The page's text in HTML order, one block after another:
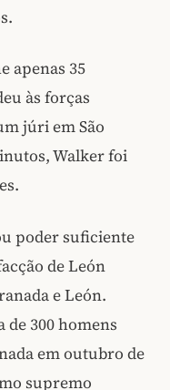
apenas 35
às forças
júri em São
Walker foi
poder suficiente
de León
e León.
de 300 homens
em outubro de
supremo